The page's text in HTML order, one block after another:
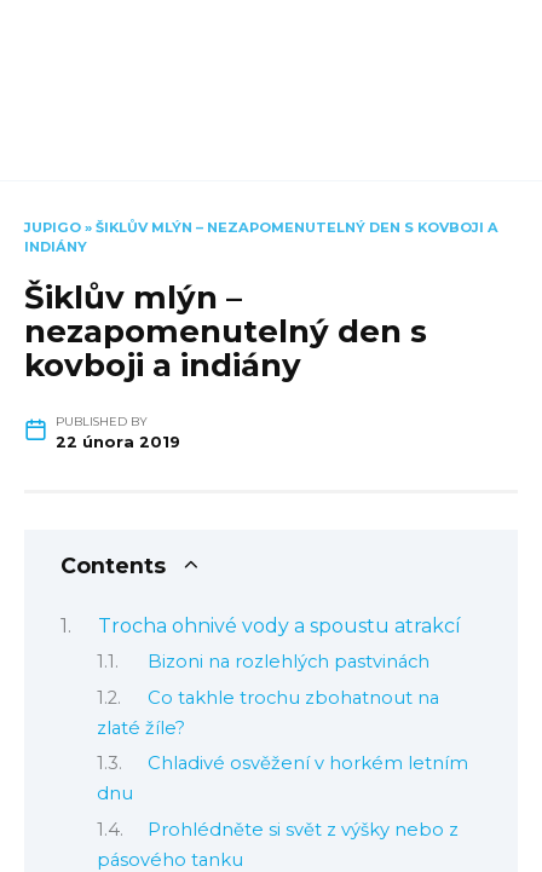
JUPIGO » ŠIKLŮV MLÝN – NEZAPOMENUTELNÝ DEN S KOVBOJI A
INDIÁNY
Šiklův mlýn –
nezapomenutelný den s
kovboji a indiány
PUBLISHED BY
22 února 2019
Contents
Trocha ohnivé vody a spoustu atrakcí
Bizoni na rozlehlých pastvinách
Co takhle trochu zbohatnout na
zlaté žíle?
Chladivé osvěžení v horkém letním
dnu
Prohlédněte si svět z výšky nebo z
pásového tanku